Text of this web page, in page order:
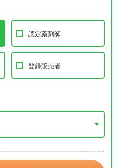
認定薬剤師
登録販売者